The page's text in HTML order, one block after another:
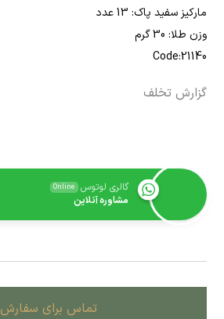
مارکیز سفید پاک: 13 عدد
وزن طلا: 30 گرم
Code:21140
گزارش تخلف
گالری لوتوس Online
مشاوره آنلاین
تماس برای سفارش